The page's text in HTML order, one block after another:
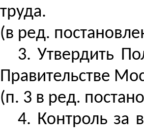
труда.
(в ред.
3. Утвердить
Правительстве
(п. 3 в ред.
4. Контроль за